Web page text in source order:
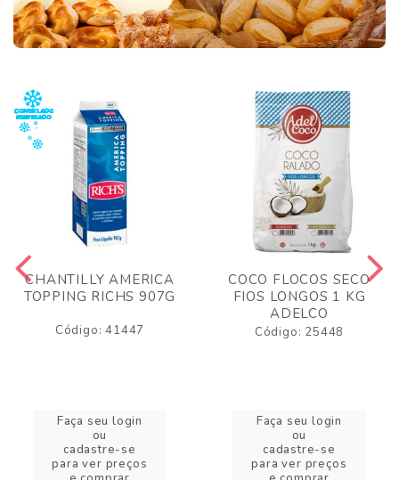
CHANTILLY AMERICA
TOPPING RICHS 907G
Código: 41447
Faça seu login
ou
cadastre-se
para ver preços
COCO FLOCOS SECO
FIOS LONGOS 1 KG
ADELCO
Código: 25448
Faça seu login
ou
cadastre-se
para ver preços